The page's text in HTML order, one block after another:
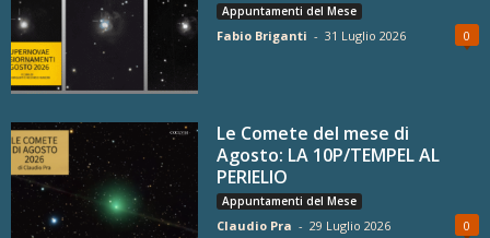
Appuntamenti del Mese
Fabio Briganti - 31 Luglio 2026 0
Le Comete del mese di
Agosto: LA 10P/TEMPEL AL
PERIELIO
Appuntamenti del Mese
Claudio Pra - 29 Luglio 2026 0